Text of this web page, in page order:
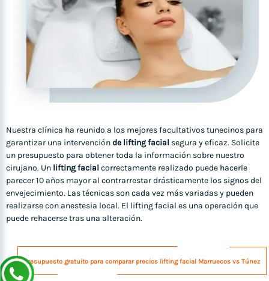
Nuestra clínica ha reunido a los mejores facultativos tunecinos para
garantizar una intervenciónde lifting facial segura y eficaz. Solicite
un presupuesto para obtener toda la información sobre nuestro
cirujano. Un lifting facial correctamente realizado puede hacerle
parecer 10 años mayor al contrarrestar drásticamente los signos del
envejecimiento. Las técnicas son cada vez más variadas y pueden
realizarse con anestesia local. El lifting facial es una operación que
puede rehacerse tras una alteración.
Presupuesto gratuito para comparar precios lifting facial Marruecos vs Túnez